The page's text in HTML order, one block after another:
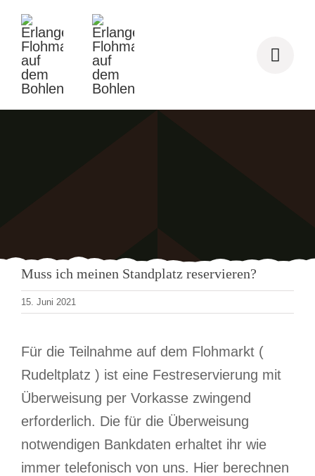
Zum
Inhalt
springen
Muss ich meinen Standplatz reservieren?
15. Juni 2021
Für die Teilnahme auf dem Flohmarkt (
Rudeltplatz ) ist eine Festreservierung mit
Überweisung per Vorkasse zwingend
erforderlich. Die für die Überweisung
notwendigen Bankdaten erhaltet ihr wie
immer telefonisch von uns. Hier berechnen